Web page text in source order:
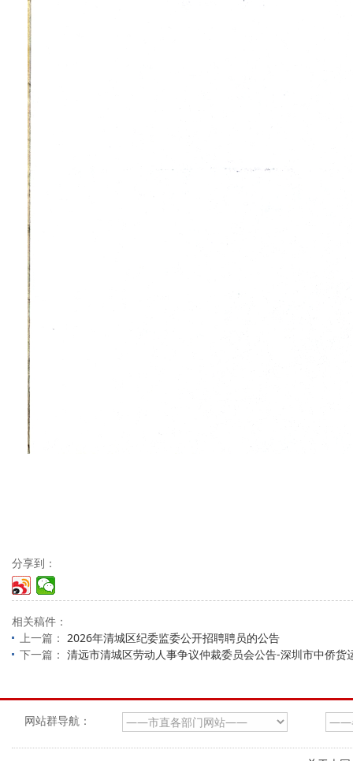
分享到：
相关稿件：
上一篇： 2026年清城区纪委监委公开招聘聘员的公告
下一篇： 清远市清城区劳动人事争议仲裁委员会公告-深圳市中侨货
网站群导航：